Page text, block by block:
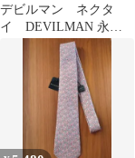
デビルマン ネクタ
イ DEVILMAN 永井